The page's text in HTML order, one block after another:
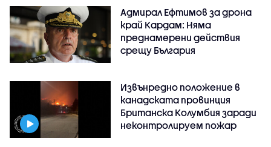
Адмирал Ефтимов за дрона
край Кардам: Няма
преднамерени действия
срещу България
Извънредно положение в
канадската провинция
Британска Колумбия заради
неконтролируем пожар